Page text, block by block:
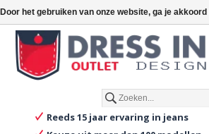
€
Reeds 15 jaar ervaring in jeans
Toevoegen aan
Door het gebruiken van onze website, ga je